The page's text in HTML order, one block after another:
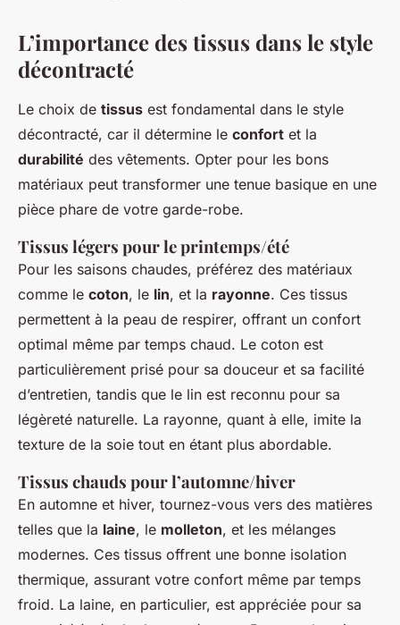
L’importance des tissus dans le style
décontracté
Le choix de tissus est fondamental dans le style
décontracté, car il détermine le confort et la
durabilité des vêtements. Opter pour les bons
matériaux peut transformer une tenue basique en une
pièce phare de votre garde-robe.
Tissus légers pour le printemps/été
Pour les saisons chaudes, préférez des matériaux
comme le coton, le lin, et la rayonne. Ces tissus
permettent à la peau de respirer, offrant un confort
optimal même par temps chaud. Le coton est
particulièrement prisé pour sa douceur et sa facilité
d’entretien, tandis que le lin est reconnu pour sa
légèreté naturelle. La rayonne, quant à elle, imite la
texture de la soie tout en étant plus abordable.
Tissus chauds pour l’automne/hiver
En automne et hiver, tournez-vous vers des matières
telles que la laine, le molleton, et les mélanges
modernes. Ces tissus offrent une bonne isolation
thermique, assurant votre confort même par temps
froid. La laine, en particulier, est appréciée pour sa